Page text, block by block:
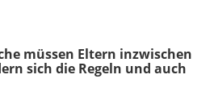
müssen Eltern inzwischen
sich die Regeln und auch